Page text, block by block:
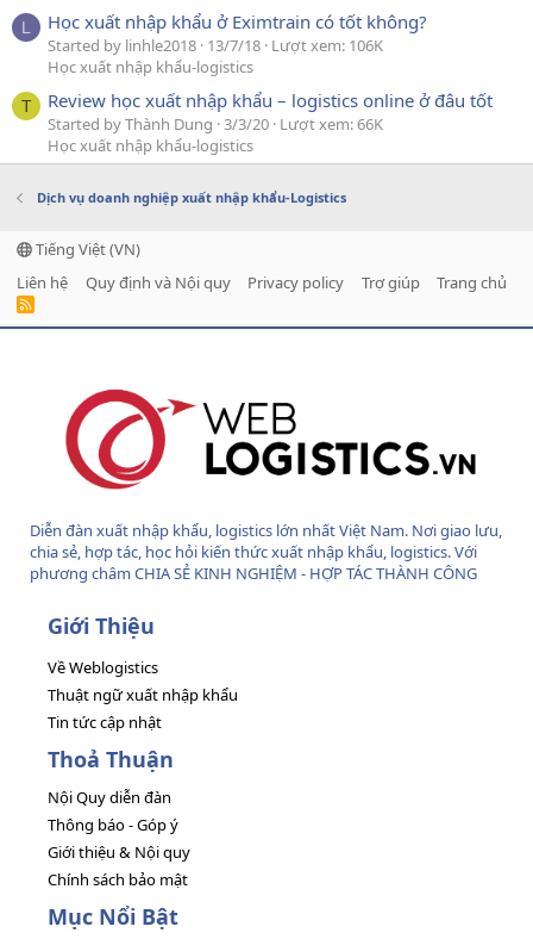
L Học xuất nhập khẩu ở Eximtrain có tốt không?
Started by linhle2018 13/7/18 Lượt xem: 106K
Học xuất nhập khẩu-logistics
T Review học xuất nhập khẩu – logistics online ở đâu tốt
Started by Thành Dung 3/3/20 Lượt xem: 66K
Học xuất nhập khẩu-logistics
Dịch vụ doanh nghiệp xuất nhập khẩu-Logistics
Tiếng Việt (VN)
Liên hệ
Quy định và Nội quy Privacy policy Trợ giúp Trang chủ
R
Diễn đàn xuất nhập khẩu, logistics lớn nhất Việt Nam. Nơi giao lưu,
chia sẻ, hợp tác, học hỏi kiến thức xuất nhập khẩu, logistics. Với
phương châm CHIA SẺ KINH NGHIỆM - HỢP TÁC THÀNH CÔNG
Giới Thiệu
Về Weblogistics
Thuật ngữ xuất nhập khẩu
Tin tức cập nhật
Thoả Thuận
Nội Quy diễn đàn
Thông báo - Góp ý
Giới thiệu & Nội quy
Chính sách bảo mật
Mục Nổi Bật